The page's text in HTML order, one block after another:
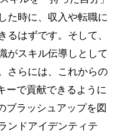
た時に、収入や転職に
るはずです。そして、
がスキル伝導しとして
さらには、これからの
ーで貢献できるように
ブラッシュアップを図
ンドアイデンティテ